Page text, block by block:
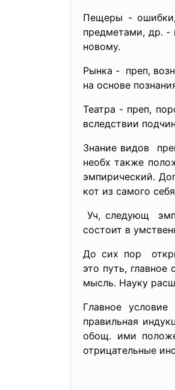
Пещеры - ошибки,
предметами, др. -
новому.
Рынка - преп,
на основе
Театра - преп,
вследствии
Знание видов
необх также
эмпирический.
кот из самого
Уч, следующ
состоит в
До сих пор
это путь,
мысль. Науку
Главное
правильная
обощ. ими
отрицательные